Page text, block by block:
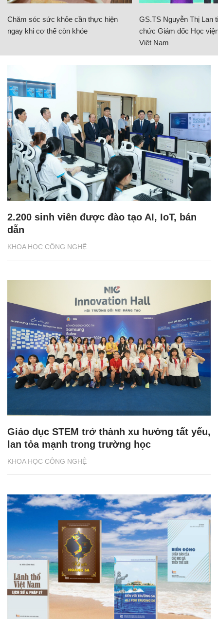
Chăm sóc sức khỏe cần thực hiện
ngay khi cơ thể còn khỏe
GS.TS Nguyễn Thị Lan
chức Giám đốc Học
Việt Nam
KHOA HỌC CÔNG NGHỆ
2.200 sinh viên được đào tạo AI, IoT, bán
dẫn
KHOA HỌC CÔNG NGHỆ
Giáo dục STEM trở thành xu hướng tất yếu,
lan tỏa mạnh trong trường học